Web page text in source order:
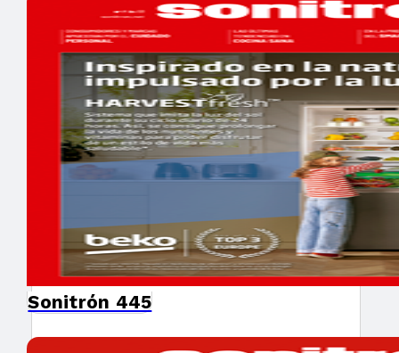
Sonitrón 445